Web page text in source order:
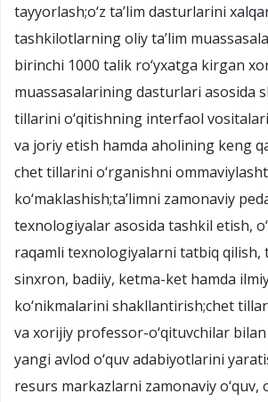
tayyorlash;o‘z ta’lim dasturlarini
tashkilotlarning oliy ta’lim
birinchi 1000 talik ro‘yxatga kirgan
muassasalarining dasturlari asosida
tillarini o‘qitishning interfaol
va joriy etish hamda aholining keng
chet tillarini o‘rganishni
ko‘maklashish;ta’limni zamonaviy
texnologiyalar asosida tashkil etish,
raqamli texnologiyalarni tatbiq qilish,
sinxron, badiiy, ketma-ket hamda
ko‘nikmalarini shakllantirish;chet
va xorijiy professor-o‘qituvchilar
yangi avlod o‘quv adabiyotlarini
resurs markazlarni zamonaviy o‘quv,